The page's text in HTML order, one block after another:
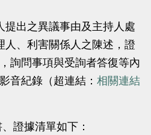
提出之異議事由及主持人處
、利害關係人之陳述，證
詢問事項與受詢者答復等內
音紀錄（超連結： 相關連結
證據清單如下：